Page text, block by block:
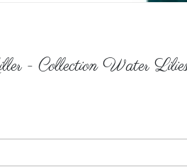
- Collection Water